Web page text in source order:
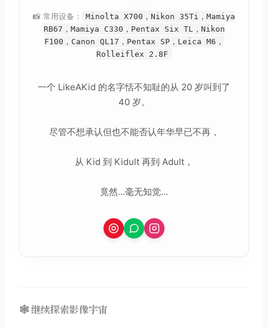
📸 常用设备：
Minolta X700，Nikon 35Ti，Mamiya
RB67，Mamiya C330，Pentax Six TL，Nikon
F100，Canon QL17，Pentax SP，Leica M6，
Rolleiflex 2.8F
一个 LikeAKid 的名字恬不知耻的从 20 岁叫到了
40 岁。
尽管不想承认但也不能否认年华早已不再，
从 Kid 到 Kidult 再到 Adult，
竟然...毫无知觉...
🕸️ 继续探索影像宇宙